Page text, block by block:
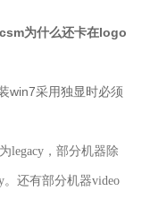
为什么还卡在logo
采用独显时必须
，部分机器除
。还有部分机器video